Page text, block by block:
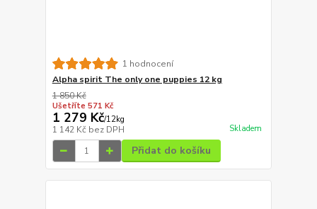
1 hodnocení
Alpha spirit The only one puppies 12 kg
1 850 Kč
Ušetříte 571 Kč
1 279 Kč/12kg
1 142 Kč bez DPH Skladem
Přidat do košíku